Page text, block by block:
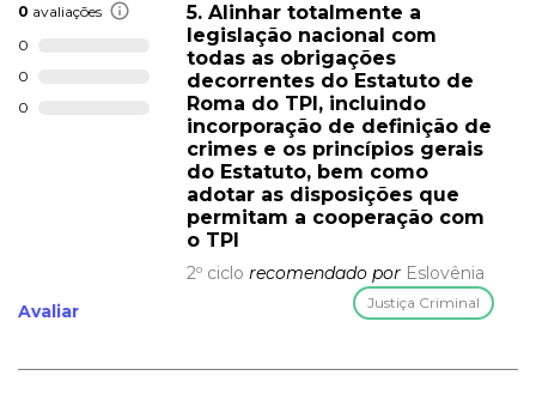
0 avaliações
0
0
0
Avaliar
5. Alinhar totalmente a
legislação nacional com
todas as obrigações
decorrentes do Estatuto de
Roma do TPI, incluindo
incorporação de definição de
crimes e os princípios gerais
do Estatuto, bem como
adotar as disposições que
permitam a cooperação com
o TPI
2º ciclo recomendado por Eslovênia
Justiça Criminal